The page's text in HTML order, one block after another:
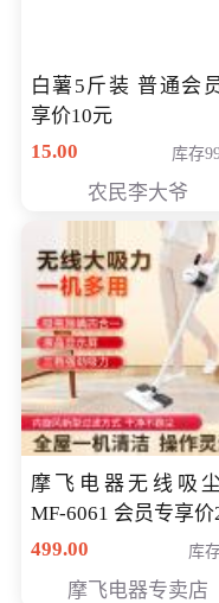
白薯5斤装 普通会员专
享价10元
15.00
库存
农民李大爷
摩飞电器无线吸
MF-6061 会员专享价299
元
499.00 库
摩飞电器专卖店